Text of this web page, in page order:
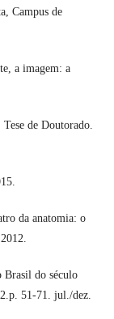
Campus de
a imagem: a
de Doutorado.
da anatomia: o
do século
51-71. jul./dez.